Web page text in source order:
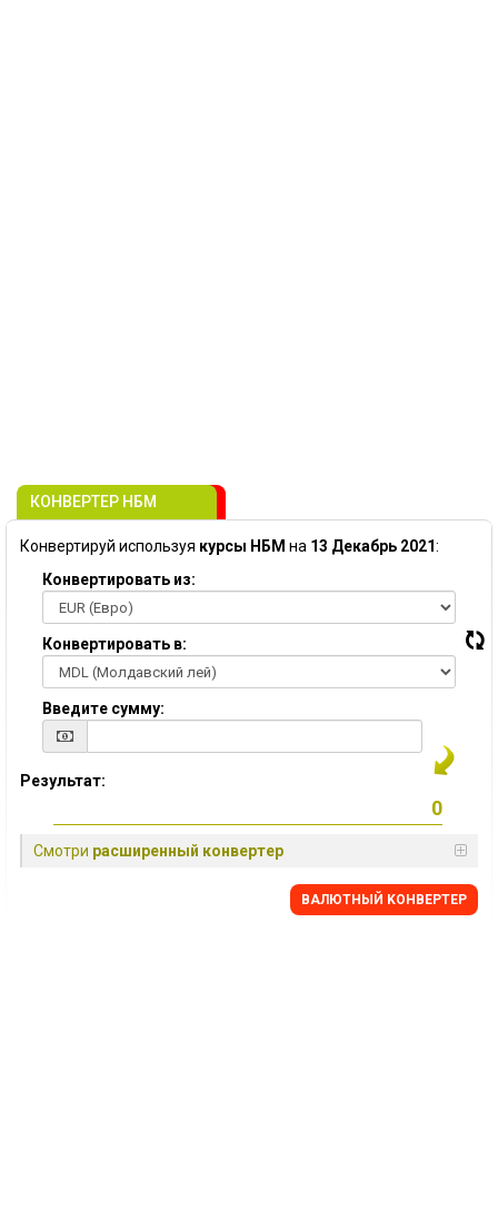
КОНВЕРТЕР НБМ
Конвертируй используя курсы НБМ на 13 Декабрь 2021:
Конвертировать из:
Конвертировать в:
Введите сумму:
Результат:
Смотри расширенный конвертер
BАЛЮТНЫЙ KОНВЕРТЕР